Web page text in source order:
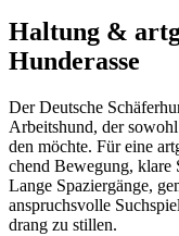
Hal­tung &
Hun­de­ras­se
Der Deut­sche
Arbeits­hund, der
den möch­te. Für eine
chend Bewe­gung, kla­re
Lan­ge Spa­zier­gän­ge,
anspruchs­vol­le
drang zu stil­len.